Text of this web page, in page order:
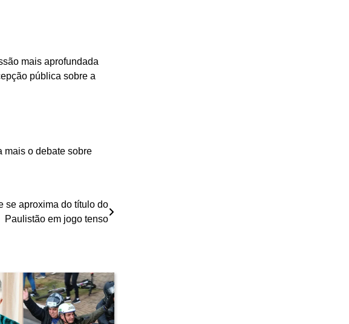
mais aprofundada
pública sobre a
mais o debate sobre
se aproxima do título do
Paulistão em jogo tenso